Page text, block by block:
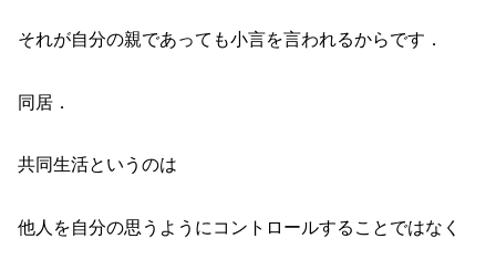
それが自分の親であっても小言を言われるからです．
同居．
共同生活というのは
他人を自分の思うようにコントロールすることではなく